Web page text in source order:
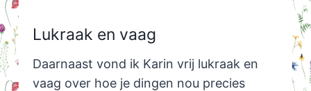
Lukraak en vaag
Daarnaast vond ik Karin vrij lukraak en
vaag over hoe je dingen nou precies